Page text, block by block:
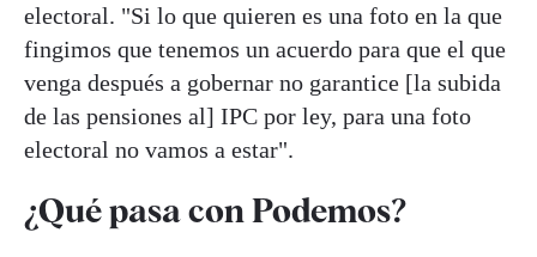
electoral. "Si lo que quieren es una foto en la que
fingimos que tenemos un acuerdo para que el que
venga después a gobernar no garantice [la subida
de las pensiones al] IPC por ley, para una foto
electoral no vamos a estar".
¿Qué pasa con Podemos?